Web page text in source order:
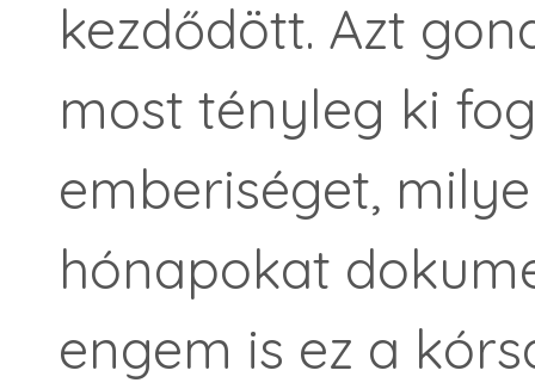
kezdődött. Azt
most tényleg ki
emberiséget,
hónapokat
engem is ez a